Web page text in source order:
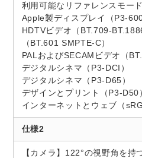
利用可能なリファレンスモード
Apple製ディスプレイ（P3-600
HDTVビデオ（BT.709-
（BT.601 SMPTE-C）
PALおよびSECAMビデオ（
デジタルシネマ（P3-DCI）
デジタルシネマ（P3-D65）
デザインとプリント（P3-D50
インターネットとウェブ（
仕様2
【カメラ】122°の視野角を持